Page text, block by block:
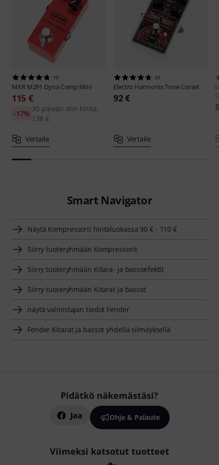
18
MXR M291 Dyna Comp Mini
115 €
30 päivän alin hinta:
138 €
-17%
Vertaile
68
Electro HarmonixTone Corset
92 €
Vertaile
Smart Navigator
Näytä Kompressorit hintaluokassa 90 € - 110 €
Siirry tuoteryhmään Kompressorit
Siirry tuoteryhmään Kitara- ja bassoefektit
Siirry tuoteryhmään Kitarat ja bassot
näytä valmistajan tiedot Fender
Fender Kitarat ja bassot yhdellä silmäyksellä
Pidätkö näkemästäsi?
Jaa Ohje & Palaute
Viimeksi katsotut tuotteet